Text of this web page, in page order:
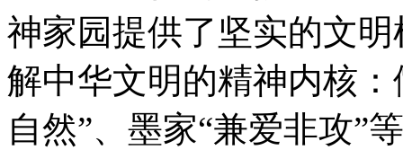
神家园提供了坚实的文
解中华文明的精神内核：
自然”、墨家“兼爱非攻”